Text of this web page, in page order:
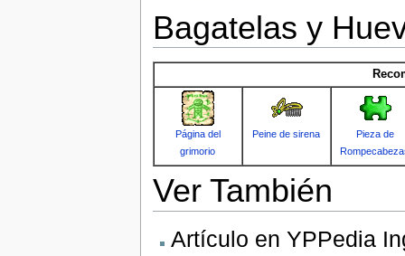
Bagatelas y
Página del
grimorio
Peine de sirena
Pieza de
Ver También
Artículo en YPPedia